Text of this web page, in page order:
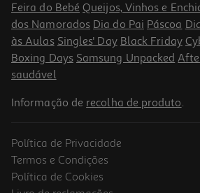
139,99 €
-20%
Feira do Bebé Queijos, Vinhos e
dos Namorados Dia do Pai Páscoa
às Aulas Singles' Day Black Friday
Boxing Days Samsung Unpacked
saudável
Informação de recolha de produto.
Política de Privacidade
Termos e Condições
Política de Cookies